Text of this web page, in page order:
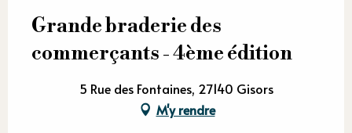
Grande braderie des
commerçants - 4ème édition
5 Rue des Fontaines, 27140 Gisors
M'y rendre